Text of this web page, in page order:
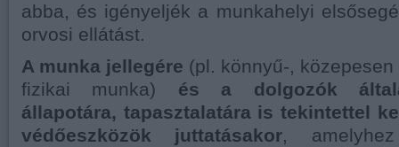
abba, és igényeljék a munkahelyi
orvosi ellátást.
A munka jellegére (pl. könnyű-,
fizikai munka) és a dolgozók
állapotára, tapasztalatára is tekintettel
védőeszközök juttatásakor,